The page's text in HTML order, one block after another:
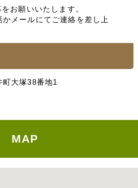
お願いいたします。
メールにてご連絡を差し上
大塚38番地1
MAP